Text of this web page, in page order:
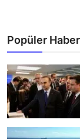
Popüler